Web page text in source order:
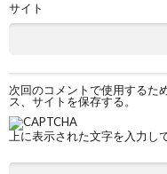
サイト
次回のコメントで使用するた
ス、サイトを保存する。
上に表示された文字を入力し